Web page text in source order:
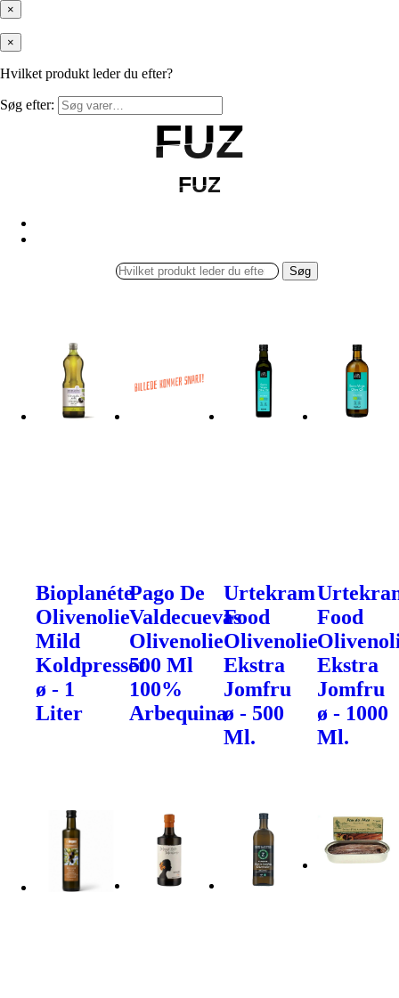
×
×
Hvilket produkt leder du efter?
Søg efter:
FUZ
FUZ
FUZ
FUZ
Søg
Bioplanéte
Olivenolie
Mild
Koldpresset
ø - 1
Liter
Pago De
Valdecuevas
Olivenolie
500 Ml
100%
Arbequina
Urtekram
Food
Olivenolie
Ekstra
Jomfru
ø - 500
Ml.
Food
Ekstra
Jomfru
ø - 1000
Ml.